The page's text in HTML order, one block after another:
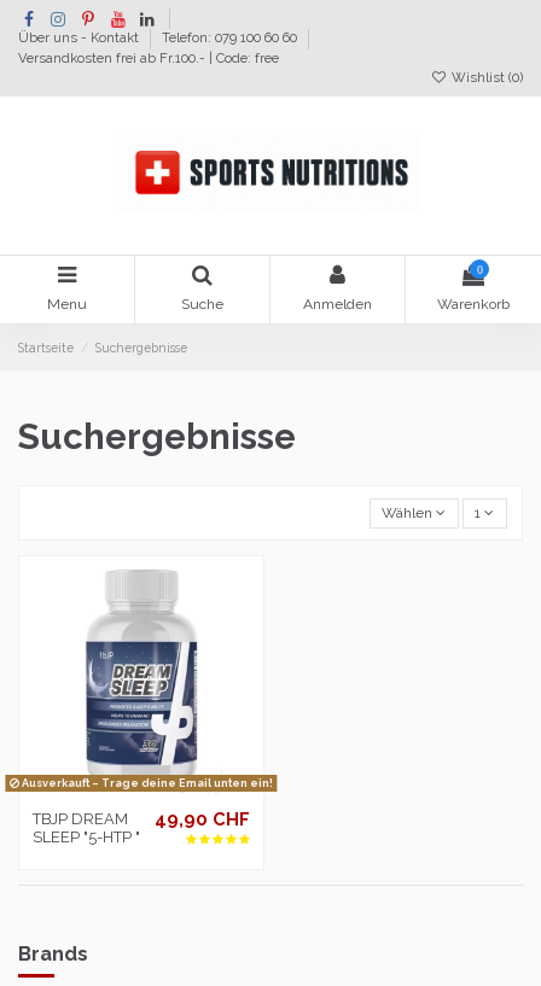
Über uns - Kontakt
Telefon: 079 100 60 60
Versandkosten frei ab Fr.100.- | Code: free
Wishlist (0)
Menu Suche Anmelden
0
Warenkorb
Startseite Suchergebnisse
Suchergebnisse
Wählen 1
Ausverkauft – Trage deine Email unten ein!
TBJP DREAM
SLEEP "5-HTP "
49,90 CHF
Brands